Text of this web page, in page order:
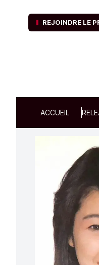
REJOINDRE LE
ACCUEIL